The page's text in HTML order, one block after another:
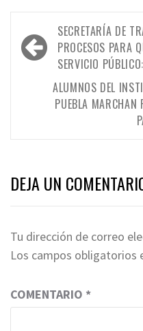
Navegación
de
entradas
SECRETARÍA DE
PROCESOS PARA
SERVICIO
ALUMNOS DEL
PUEBLA MARCHAN
DEJA UN
Tu dirección de correo
Los campos obligatorios
COMENTARIO *